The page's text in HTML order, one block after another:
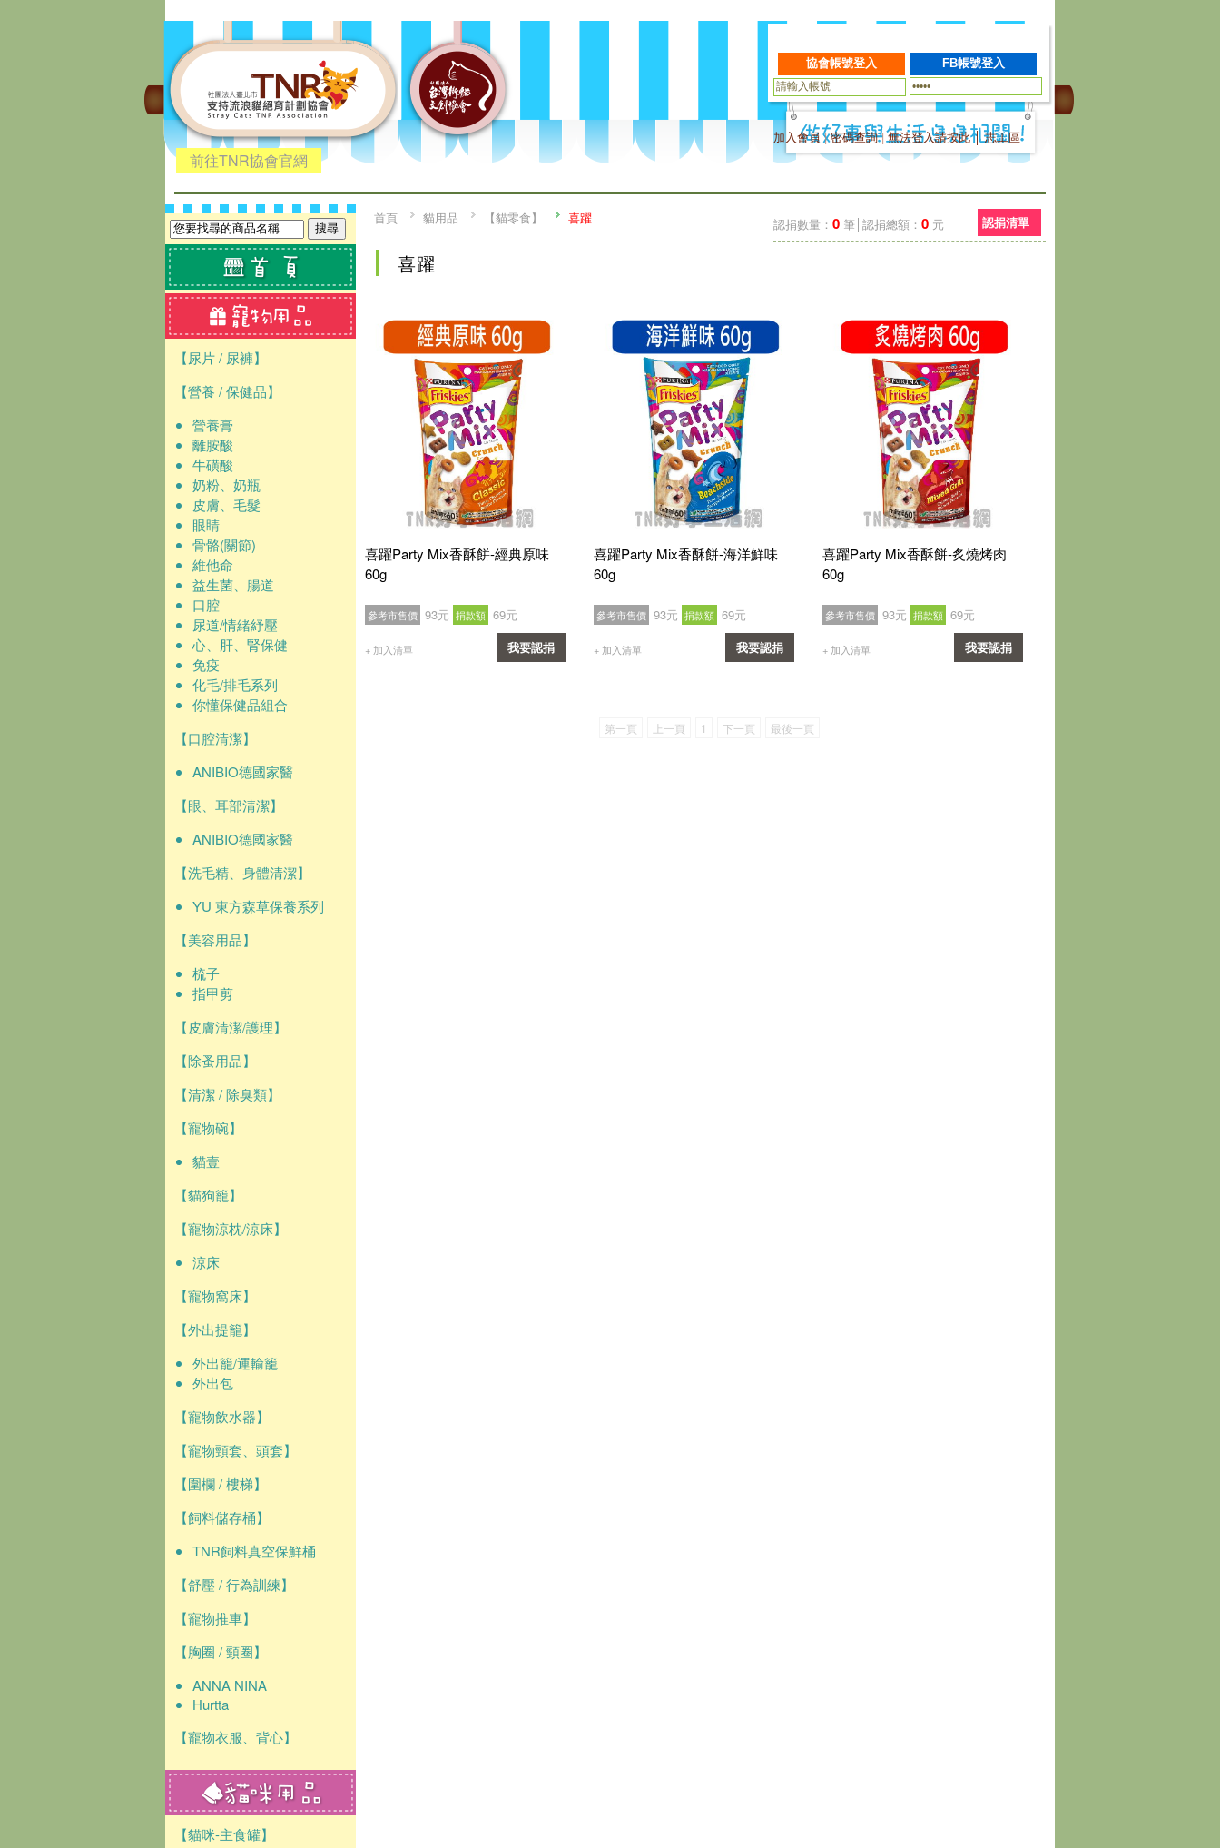
前往TNR協會官網
加入會員|密碼查詢|無法登入請按此│志工區
【尿片 / 尿褲】
【營養 / 保健品】
營養膏
離胺酸
牛磺酸
奶粉、奶瓶
皮膚、毛髮
眼睛
骨骼(關節)
維他命
益生菌、腸道
口腔
尿道/情緒紓壓
心、肝、腎保健
免疫
化毛/排毛系列
你懂保健品組合
【口腔清潔】
ANIBIO德國家醫
【眼、耳部清潔】
ANIBIO德國家醫
【洗毛精、身體清潔】
YU 東方森草保養系列
【美容用品】
梳子
指甲剪
【皮膚清潔/護理】
【除蚤用品】
【清潔 / 除臭類】
【寵物碗】
貓壹
【貓狗籠】
【寵物涼枕/涼床】
涼床
【寵物窩床】
【外出提籠】
外出籠/運輸籠
外出包
【寵物飲水器】
【寵物頸套、頭套】
【圍欄 / 樓梯】
【飼料儲存桶】
TNR飼料真空保鮮桶
【舒壓 / 行為訓練】
【寵物推車】
【胸圈 / 頸圈】
ANNA NINA
Hurtta
【寵物衣服、背心】
【貓咪-主食罐】
認捐數量： 0 筆│認捐總額： 0 元 認捐清單
首頁 貓用品 【貓零食】 喜躍
喜躍
喜躍Party Mix香酥餅-經典原味
60g
參考市售價 93元 捐款額 69元
+ 加入清單 我要認捐
喜躍Party Mix香酥餅-海洋鮮味
60g
參考市售價 93元 捐款額 69元
+ 加入清單 我要認捐
喜躍Party Mix香酥餅-炙燒烤肉
60g
參考市售價 93元 捐款額 69元
+ 加入清單 我要認捐
第一頁 上一頁 1 下一頁 最後一頁